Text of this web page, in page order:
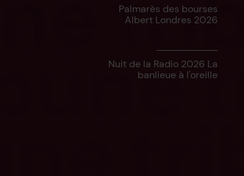
Palmarès des bourses
Albert Londres 2026
Nuit de la Radio 2026 La
banlieue à l'oreille